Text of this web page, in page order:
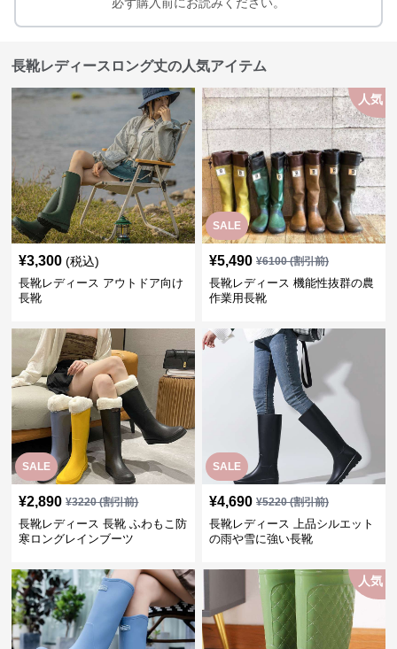
長靴レディースロング丈の人気アイテム
¥3,300 (税込)
長靴レディース アウトドア向け
長靴
SALE
人気
¥5,490 ¥6100(割引前)
長靴レディース 機能性抜群の農
作業用長靴
SALE
¥2,890 ¥3220(割引前)
長靴レディース 長靴 ふわもこ防
寒ロングレインブーツ
SALE
¥4,690 ¥5220(割引前)
長靴レディース 上品シルエット
の雨や雪に強い長靴
人気